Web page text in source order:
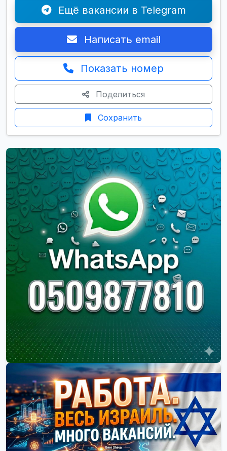
Ещё вакансии в Telegram
Написать email
Показать номер
Поделиться
Сохранить